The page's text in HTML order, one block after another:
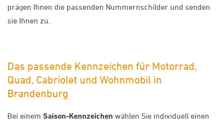
prägen Ihnen die passenden Nummernschilder und senden
sie Ihnen zu.
Das passende Kennzeichen für Motorrad,
Quad, Cabriolet und Wohnmobil in
Brandenburg
Bei einem Saison-Kennzeichen wählen Sie individuell einen